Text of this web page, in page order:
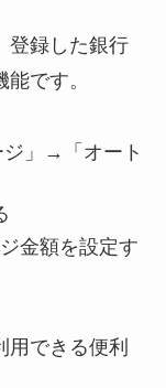
登録した銀行
です。
ジ」→「オート
金額を設定す
できる便利